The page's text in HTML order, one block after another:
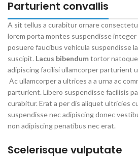
Parturient convallis
A sit tellus a curabitur ornare
lorem porta montes suspendisse
posuere faucibus vehicula suspendisse
suscipit. Lacus bibendumtortor
adipiscing facilisi ullamcorper parturient
Ac ullamcorper a ultrices a a urna ac
parturient. Libero suspendisse facilisis
curabitur. Erat a per dis aliquet ultricies
suspendisse nec adipiscing donec
non adipiscing penatibus nec erat.
Scelerisque vulputate